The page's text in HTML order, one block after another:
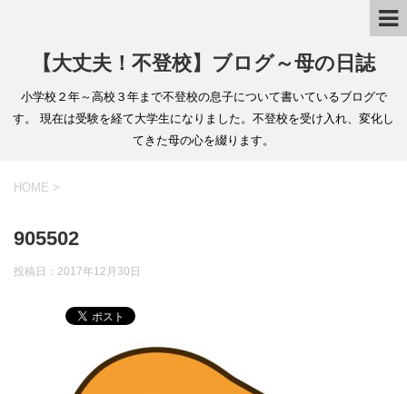
【大丈夫！不登校】ブログ～母の日誌
小学校２年～高校３年まで不登校の息子について書いているブログで
す。 現在は受験を経て大学生になりました。不登校を受け入れ、変化し
てきた母の心を綴ります。
HOME >
905502
投稿日： 2017年12月30日